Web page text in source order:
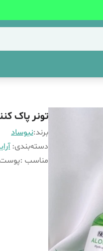
تونر پاک
برند:نیوساد
دسته‌بندی:
مناسب :